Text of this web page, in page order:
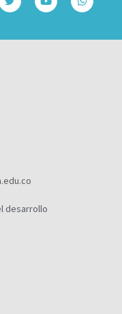
desarrollo